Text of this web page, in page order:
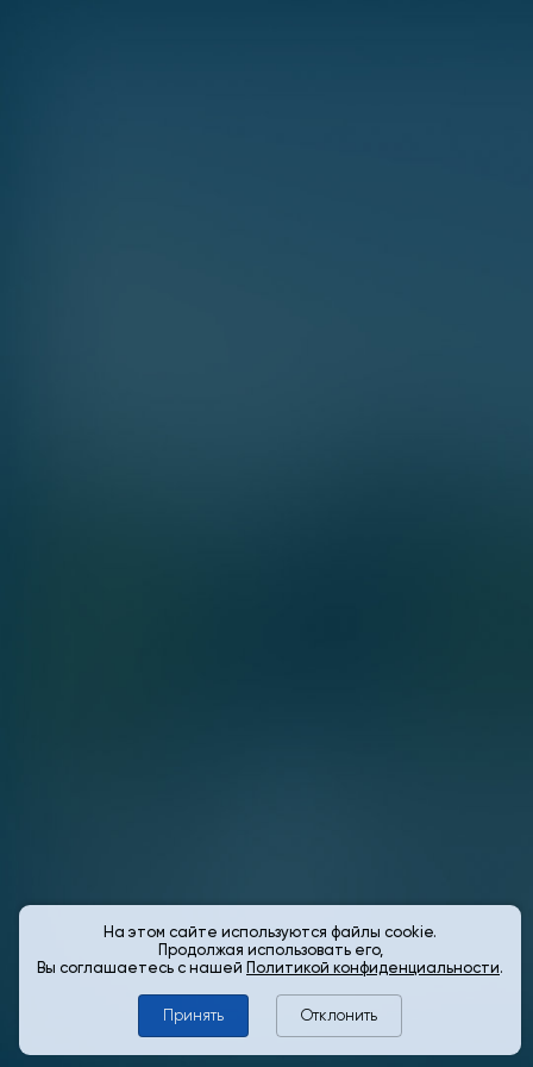
На этом сайте используются файлы cookie.
Продолжая использовать его,
Вы соглашаетесь с нашей Политикой конфиденциальности.
Принять Отклонить